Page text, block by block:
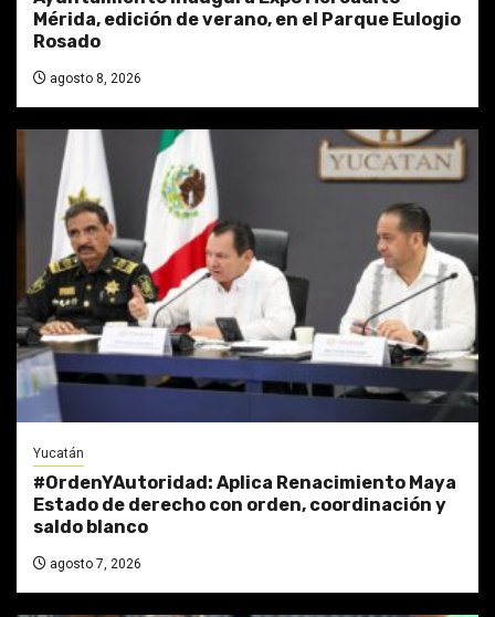
Mérida, edición de verano, en el Parque Eulogio
Rosado
agosto 8, 2026
Yucatán
#OrdenYAutoridad: Aplica Renacimiento Maya
Estado de derecho con orden, coordinación y
saldo blanco
agosto 7, 2026